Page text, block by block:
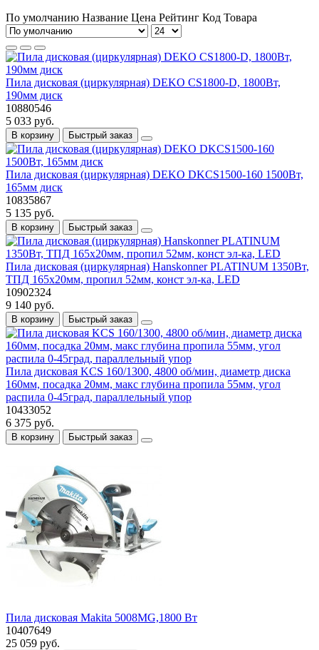
По умолчанию Название Цена Рейтинг Код Товара
Пила дисковая (циркулярная) DEKO CS1800-D, 1800Вт,
190мм диск
10880546
5 033 руб.
В корзину Быстрый заказ
Пила дисковая (циркулярная) DEKO DKCS1500-160 1500Вт,
165мм диск
10835867
5 135 руб.
В корзину Быстрый заказ
Пила дисковая (циркулярная) Hanskonner PLATINUM 1350Вт,
ТПД 165х20мм, пропил 52мм, конст эл-ка, LED
10902324
9 140 руб.
В корзину Быстрый заказ
Пила дисковая KCS 160/1300, 4800 об/мин, диаметр диска
160мм, посадка 20мм, макс глубина пропила 55мм, угол
распила 0-45град, параллельный упор
10433052
6 375 руб.
В корзину Быстрый заказ
Пила дисковая Makita 5008MG,1800 Вт
10407649
25 059 руб.